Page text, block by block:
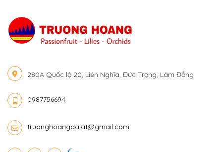
280A Quốc lộ 20, Liên Nghĩa, Đức Trọng, Lâm Đồng
0987756694
truonghoangdalat@gmail.com